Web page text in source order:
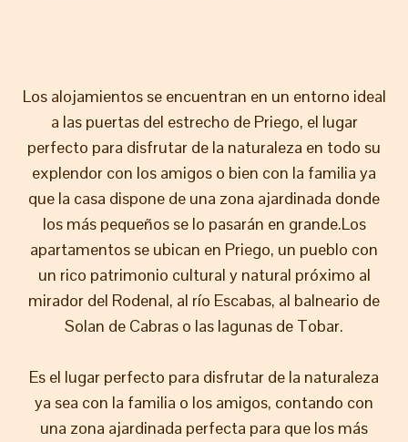
Los alojamientos se encuentran en un entorno ideal
a las puertas del estrecho de Priego, el lugar
perfecto para disfrutar de la naturaleza en todo su
explendor con los amigos o bien con la familia ya
que la casa dispone de una zona ajardinada donde
los más pequeños se lo pasarán en grande.Los
apartamentos se ubican en Priego, un pueblo con
un rico patrimonio cultural y natural próximo al
mirador del Rodenal, al río Escabas, al balneario de
Solan de Cabras o las lagunas de Tobar.
Es el lugar perfecto para disfrutar de la naturaleza
ya sea con la familia o los amigos, contando con
una zona ajardinada perfecta para que los más